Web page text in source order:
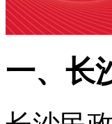
一、长